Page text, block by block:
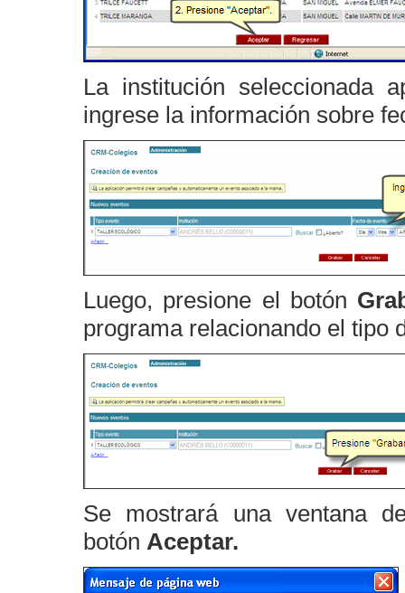
La institución seleccionada
ingrese la información sobre
Luego, presione el botón
programa relacionando el tipo
Se mostrará una ventana
botón Aceptar.